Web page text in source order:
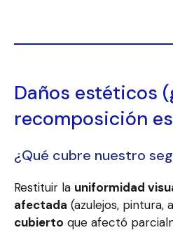
Daños estéticos
recomposición
¿Qué cubre nuestro
Restituir la uniformidad
afectada (azulejos, pintura,
cubierto que afectó